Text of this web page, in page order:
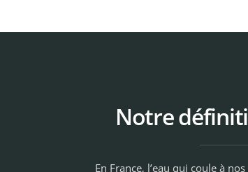
Notre
En France, l’eau qui coule à